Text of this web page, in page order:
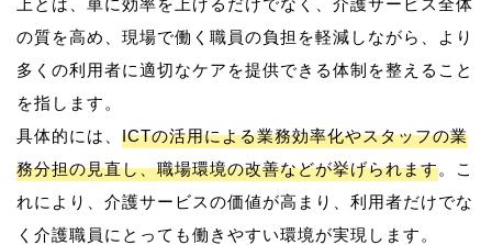
の質を高め、現場で働く職員の負担を軽減しながら、より
多くの利用者に適切なケアを提供できる体制を整えること
を指します。
具体的には、 ICTの活用による業務効率化やスタッフの業
務分担の見直し、職場環境の改善などが挙げられます。こ
れにより、介護サービスの価値が高まり、利用者だけでな
く介護職員にとっても働きやすい環境が実現します。